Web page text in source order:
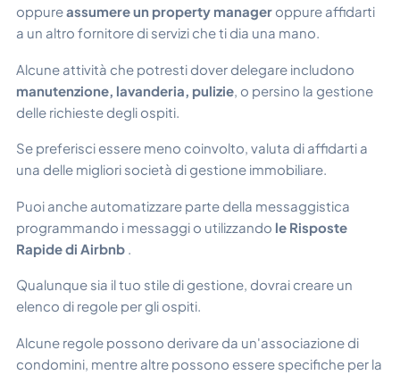
oppureassumere un property manager oppure affidarti
a un altro fornitore di servizi che ti dia una mano.
Alcune attività che potresti dover delegare includono
manutenzione, lavanderia, pulizie , o persino la gestione
delle richieste degli ospiti.
Se preferisci essere meno coinvolto, valuta di affidarti a
una delle migliori società di gestione immobiliare.
Puoi anche automatizzare parte della messaggistica
programmando i messaggi o utilizzando le Risposte
Rapide di Airbnb
Qualunque sia il tuo stile di gestione, dovrai creare un
elenco di regole per gli ospiti.
Alcune regole possono derivare da un'associazione di
condomini, mentre altre possono essere specifiche per la